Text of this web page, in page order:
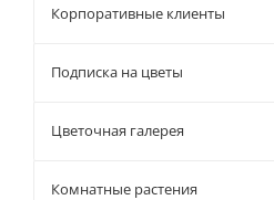
Корпоративные клиенты
Подписка на цветы
Цветочная галерея
Комнатные растения